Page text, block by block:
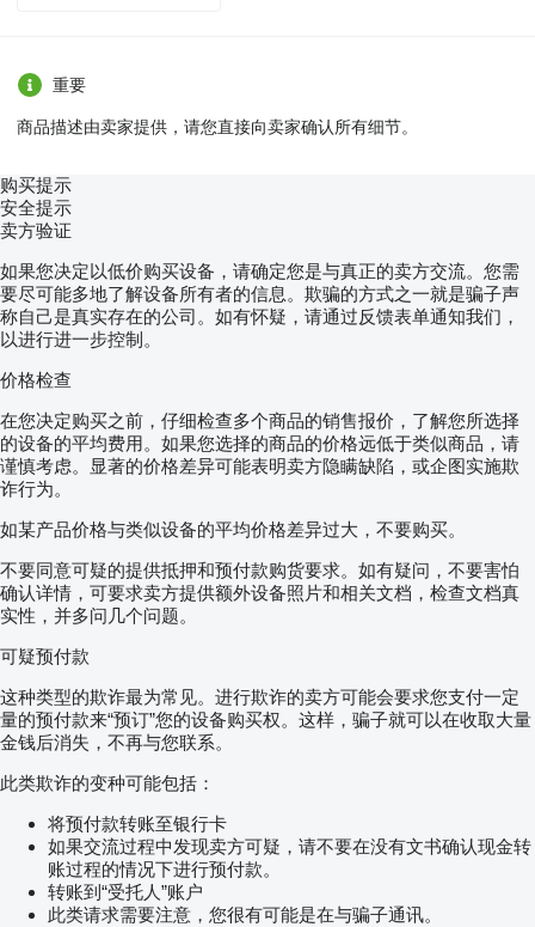
重要
商品描述由卖家提供，请您直接向卖家确认所有细节。
购买提示
安全提示
卖方验证
如果您决定以低价购买设备，请确定您是与真正的卖方交流。您需
要尽可能多地了解设备所有者的信息。欺骗的方式之一就是骗子声
称自己是真实存在的公司。如有怀疑，请通过反馈表单通知我们，
以进行进一步控制。
价格检查
在您决定购买之前，仔细检查多个商品的销售报价，了解您所选择
的设备的平均费用。如果您选择的商品的价格远低于类似商品，请
谨慎考虑。显著的价格差异可能表明卖方隐瞒缺陷，或企图实施欺
诈行为。
如某产品价格与类似设备的平均价格差异过大，不要购买。
不要同意可疑的提供抵押和预付款购货要求。如有疑问，不要害怕
确认详情，可要求卖方提供额外设备照片和相关文档，检查文档真
实性，并多问几个问题。
可疑预付款
这种类型的欺诈最为常见。进行欺诈的卖方可能会要求您支付一定
量的预付款来“预订”您的设备购买权。这样，骗子就可以在收取大量
金钱后消失，不再与您联系。
此类欺诈的变种可能包括：
将预付款转账至银行卡
如果交流过程中发现卖方可疑，请不要在没有文书确认现金转
账过程的情况下进行预付款。
转账到“受托人”账户
此类请求需要注意，您很有可能是在与骗子通讯。